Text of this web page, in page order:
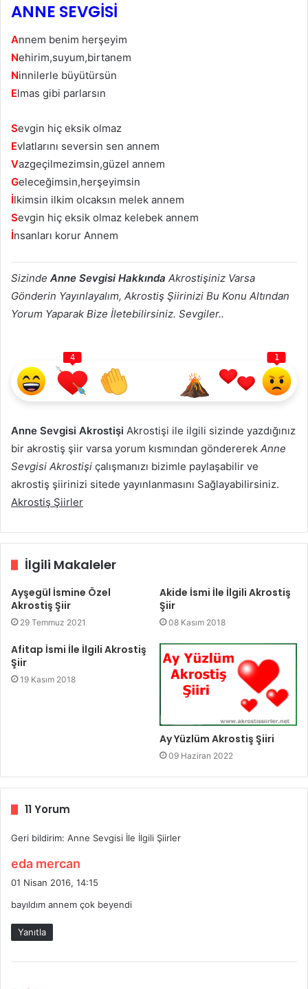
ANNE SEVGİSİ
Annem benim herşeyim
Nehirim,suyum,birtanem
Ninnilerle büyütürsün
Elmas gibi parlarsın
Sevgin hiç eksik olmaz
Evlatlarını seversin sen annem
Vazgeçilmezimsin,güzel annem
Geleceğimsin,herşeyimsin
İlkimsin ilkim olcaksın melek annem
Sevgin hiç eksik olmaz kelebek annem
İnsanları korur Annem
Sizinde Anne Sevgisi Hakkında Akrostişiniz Varsa
Gönderin Yayınlayalım, Akrostiş Şiirinizi Bu Konu Altından
Yorum Yaparak Bize İletebilirsiniz. Sevgiler..
4 1
Anne Sevgisi Akrostişi Akrostişi ile ilgili sizinde yazdığınız
bir akrostiş şiir varsa yorum kısmından göndererek Anne
Sevgisi Akrostişi çalışmanızı bizimle paylaşabilir ve
akrostiş şiirinizi sitede yayınlanmasını Sağlayabilirsiniz.
Akrostiş Şiirler
İlgili Makaleler
Ayşegül İsmine Özel
Akrostiş Şiir
29 Temmuz 2021
Akide İsmi İle İlgili Akrostiş
Şiir
08 Kasım 2018
Afitap İsmi İle İlgili Akrostiş
Şiir
19 Kasım 2018
Ay Yüzlüm Akrostiş Şiiri
09 Haziran 2022
11 Yorum
Geri bildirim: Anne Sevgisi İle İlgili Şiirler
eda mercan
e
i
01 Nisan 2016, 14:15
bayıldım annem çok beyendi
Yanıtla